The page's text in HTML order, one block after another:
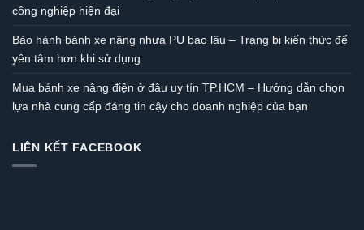
công nghiệp hiện đại
Bảo hành bánh xe nâng nhựa PU bao lâu – Trang bị kiến thức để
yên tâm hơn khi sử dụng
Mua bánh xe nâng điện ở đâu uy tín TP.HCM – Hướng dẫn chọn
lựa nhà cung cấp đáng tin cậy cho doanh nghiệp của bạn
LIÊN KẾT FACEBOOK